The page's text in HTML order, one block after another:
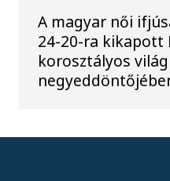
A magyar női
24-20-ra kikapott
korosztályos